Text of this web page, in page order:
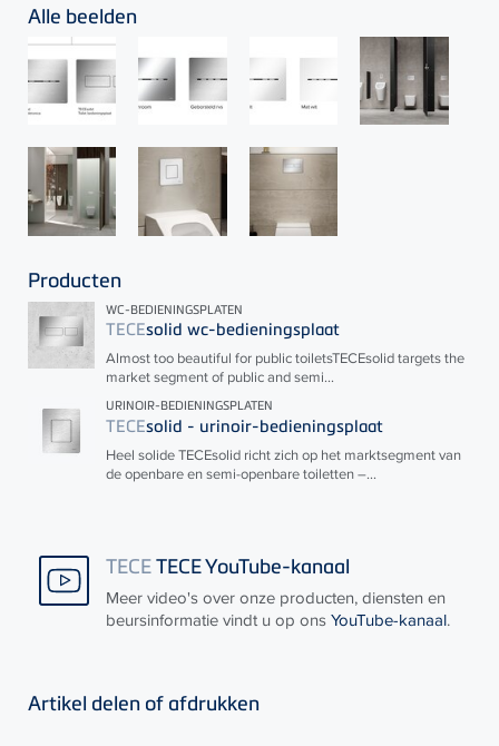
Alle beelden
Producten
WC-BEDIENINGSPLATEN
TECEsolid wc-bedieningsplaat
Almost too beautiful for public toiletsTECEsolid targets the
market segment of public and semi...
URINOIR-BEDIENINGSPLATEN
TECEsolid - urinoir-bedieningsplaat
Heel solideTECEsolid richt zich op het marktsegment van
de openbare en semi-openbare toiletten –...
TECETECE YouTube-kanaal
Meer video's over onze producten, diensten en
beursinformatie vindt u op onsYouTube-kanaal.
Artikel delen of afdrukken